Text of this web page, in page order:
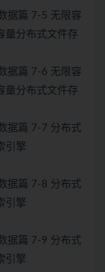
据篇 7-5 无限容
量分布式文件存
据篇 7-6 无限容
量分布式文件存
据篇 7-7 分布式
引擎
据篇 7-8 分布式
引擎
据篇 7-9 分布式
引擎